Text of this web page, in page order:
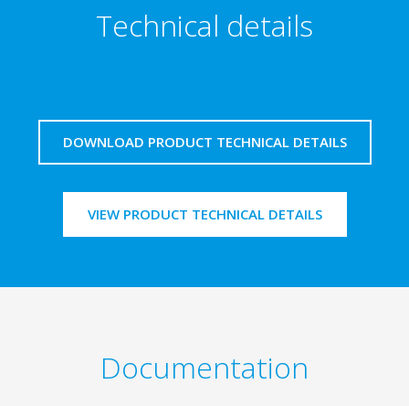
Technical details
DOWNLOAD PRODUCT TECHNICAL DETAILS
VIEW PRODUCT TECHNICAL DETAILS
Documentation